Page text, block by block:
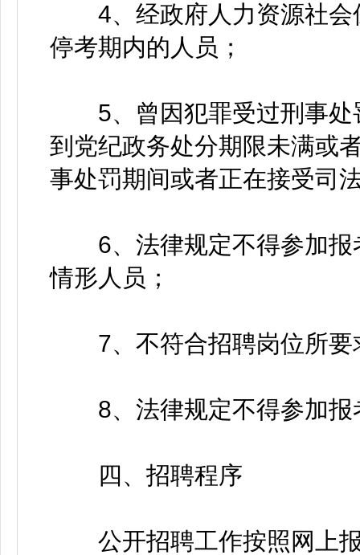
4、经政府人力资源社会
停考期内的人员；
5、曾因犯罪受过刑事处
到党纪政务处分期限未满或
事处罚期间或者正在接受司
6、法律规定不得参加报
情形人员；
7、不符合招聘岗位所要
8、法律规定不得参加报
四、招聘程序
公开招聘工作按照网上报